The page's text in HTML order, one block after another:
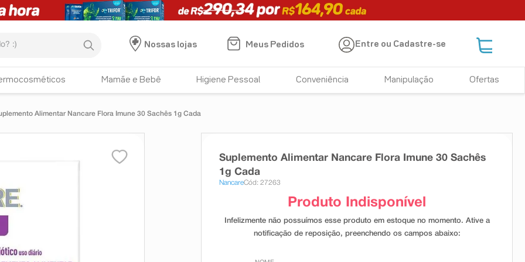
Nossas lojas
Meus Pedidos Entre ou Cadastre-se
Mamãe e Bebê Higiene Pessoal Conveniência Manipulação Ofertas
Alimentar Nancare Flora Imune 30 Sachês 1g Cada
Suplemento Alimentar Nancare Flora Imune 30 Sachês
1g Cada
NancareCód: 27263